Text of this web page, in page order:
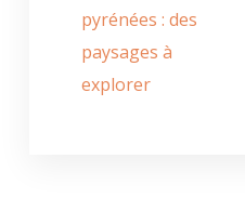
pyrénées : des
paysages à
explorer